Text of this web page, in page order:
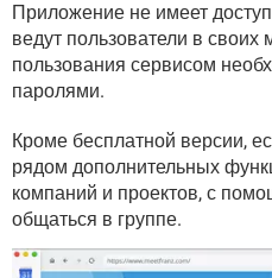
Приложение не имеет
ведут пользователи в
пользования сервисом
паролями.
Кроме бесплатной версии,
рядом дополнительных
компаний и проектов, с
общаться в группе.